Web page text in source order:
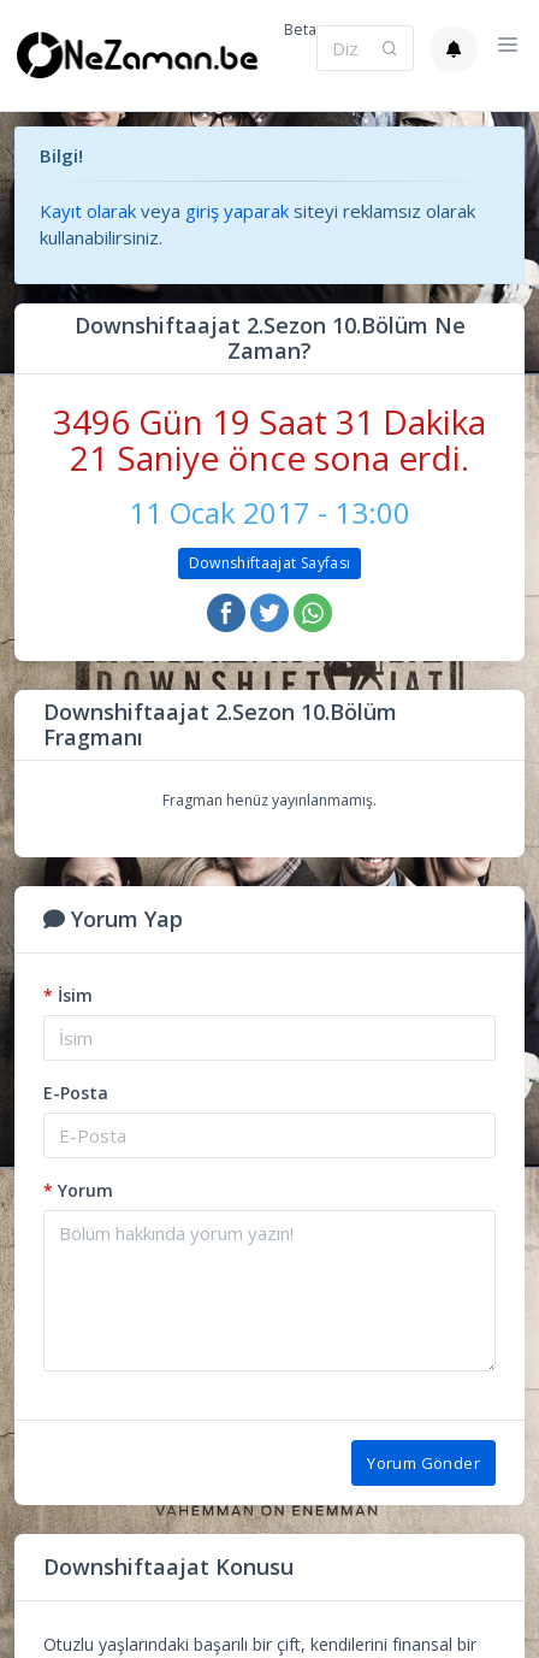
Beta
Bilgi!
Kayıt olarak veya giriş yaparak siteyi reklamsız olarak
kullanabilirsiniz.
Downshiftaajat 2.Sezon 10.Bölüm Ne
Zaman?
3496 Gün 19 Saat 31 Dakika
21 Saniye önce sona erdi.
11 Ocak 2017 - 13:00
Downshiftaajat Sayfası
Downshiftaajat 2.Sezon 10.Bölüm
Fragmanı
Fragman henüz yayınlanmamış.
Yorum Yap
* İsim
E-Posta
* Yorum
Yorum Gönder
Downshiftaajat Konusu
Otuzlu yaşlarındaki başarılı bir çift, kendilerini finansal bir